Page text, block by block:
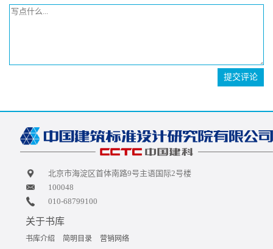
提交评论
北京市海淀区首体南路9号主语国际2号楼
100048
010-68799100
关于书库
书库介绍 简明目录 营销网络